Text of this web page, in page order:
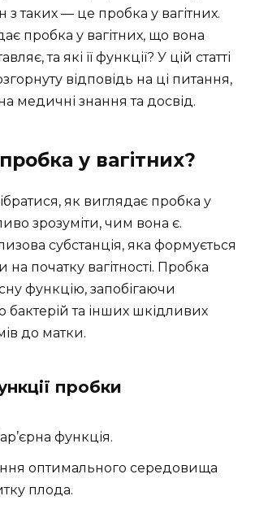
таких — це пробка у вагітних.
пробка у вагітних, що вона
та які її функції? У цій статті
відповідь на ці питання,
медичні знання та досвід.
у вагітних?
як виглядає пробка у
зрозуміти, чим вона є.
субстанція, яка формується
початку вагітності. Пробка
функцію, запобігаючи
та інших шкідливих
до матки.
пробки
функція.
оптимального середовища
плода.